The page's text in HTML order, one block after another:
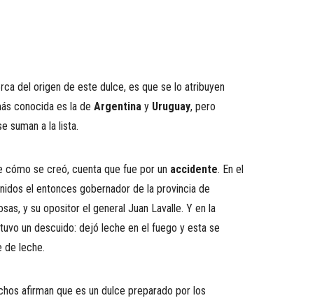
del origen de este dulce, es que se lo atribuyen
conocida es la de Argentina y Uruguay, pero
suman a la lista.
cómo se creó, cuenta que fue por un accidente. En el
el entonces gobernador de la provincia de
y su opositor el general Juan Lavalle. Y en la
un descuido: dejó leche en el fuego y esta se
de leche.
afirman que es un dulce preparado por los